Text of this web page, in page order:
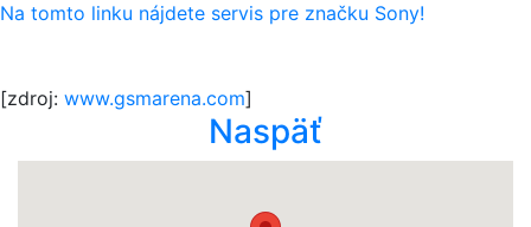
Na tomto linku nájdete servis pre značku Sony!
[zdroj: www.gsmarena.com]
Naspäť